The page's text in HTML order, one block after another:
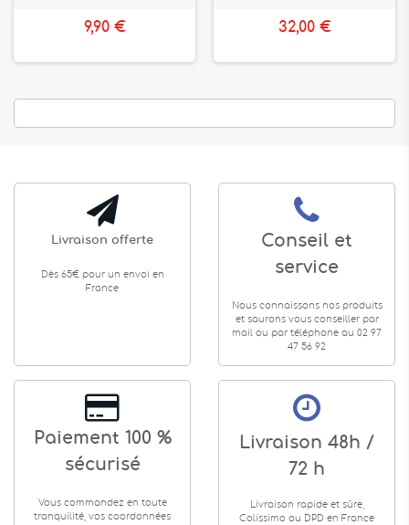
9,90 € 32,00 €
Livraison offerte
Dès 65€ pour un envoi en
France
Conseil et
service
Nous connaissons nos produits
et saurons vous conseiller par
mail ou par téléphone au 02 97
47 56 92
Paiement 100 %
sécurisé
Vous commandez en toute
tranquilité, vos coordonnées
Livraison 48h /
72 h
Livraison rapide et sûre,
Colissimo ou DPD en France